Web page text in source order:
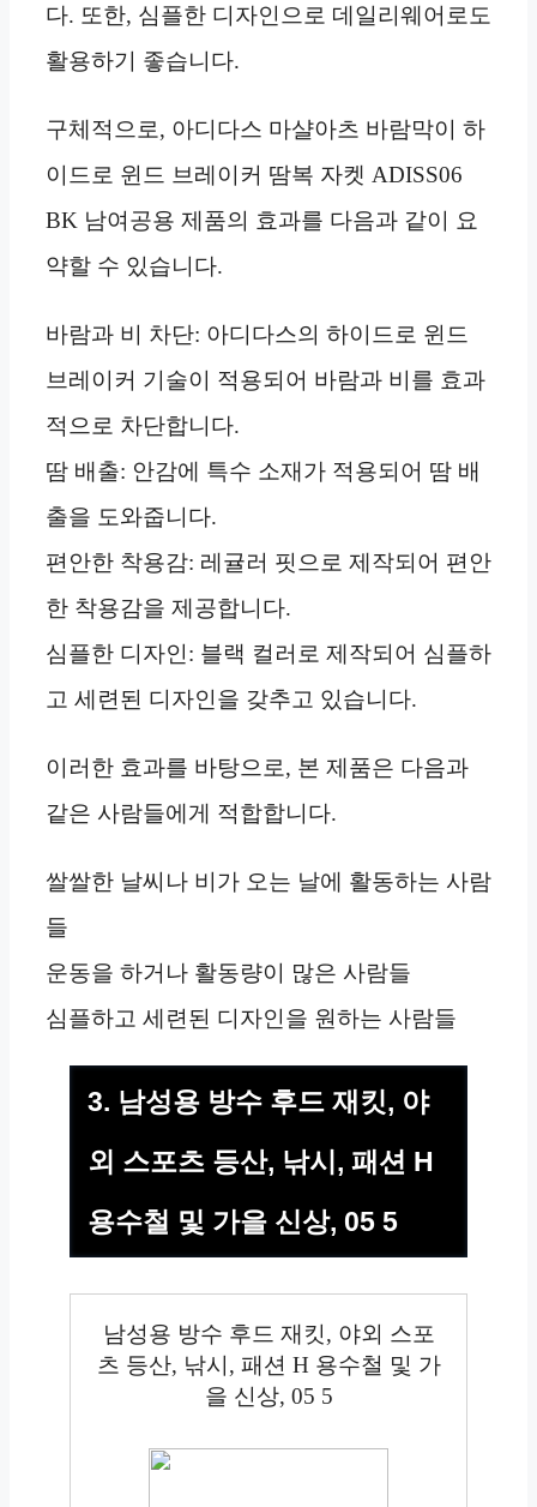
다. 또한, 심플한 디자인으로 데일리웨어로도
활용하기 좋습니다.
구체적으로, 아디다스 마샬아츠 바람막이 하
이드로 윈드 브레이커 땀복 자켓 ADISS06
BK 남여공용 제품의 효과를 다음과 같이 요
약할 수 있습니다.
바람과 비 차단: 아디다스의 하이드로 윈드
브레이커 기술이 적용되어 바람과 비를 효과
적으로 차단합니다.
땀 배출: 안감에 특수 소재가 적용되어 땀 배
출을 도와줍니다.
편안한 착용감: 레귤러 핏으로 제작되어 편안
한 착용감을 제공합니다.
심플한 디자인: 블랙 컬러로 제작되어 심플하
고 세련된 디자인을 갖추고 있습니다.
이러한 효과를 바탕으로, 본 제품은 다음과
같은 사람들에게 적합합니다.
쌀쌀한 날씨나 비가 오는 날에 활동하는 사람
들
운동을 하거나 활동량이 많은 사람들
심플하고 세련된 디자인을 원하는 사람들
3. 남성용 방수 후드 재킷, 야
외 스포츠 등산, 낚시, 패션 H
용수철 및 가을 신상, 05 5
남성용 방수 후드 재킷, 야외 스포
츠 등산, 낚시, 패션 H 용수철 및 가
을 신상, 05 5